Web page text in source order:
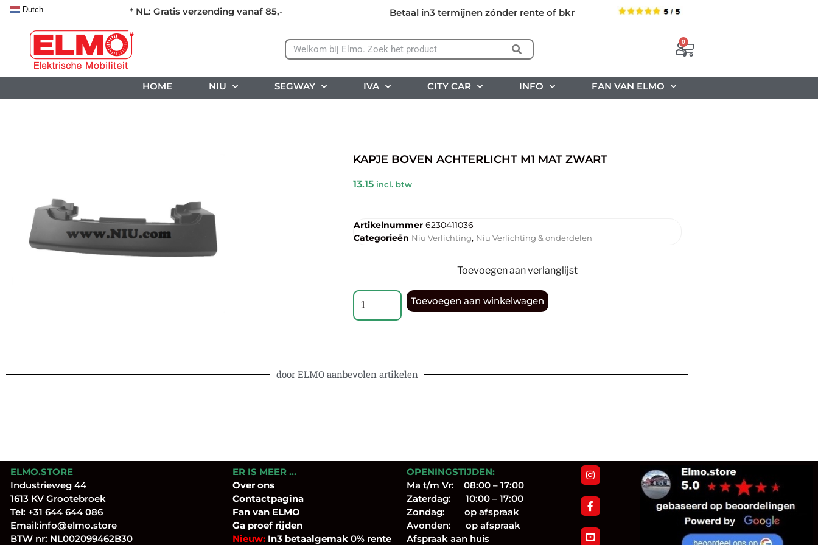
* NL: Gratis verzending vanaf 85,- Betaal in3 termijnen zónder rente of bkr
Dutch
0
HOME NIU SEGWAY IVA CITY CAR INFO FAN VAN ELMO
KAPJE BOVEN ACHTERLICHT M1 MAT ZWART
13.15 incl. btw
Artikelnummer 6230411036
Categorieën Niu Verlichting, Niu Verlichting & onderdelen
Toevoegen aan verlanglijst
Toevoegen aan winkelwagen
door ELMO aanbevolen artikelen
ELMO.STORE
Industrieweg 44
1613 KV Grootebroek
Tel: +31 644 644 086
Email:info@elmo.store
BTW nr: NL002099462B30
ER IS MEER …
Over ons
Contactpagina
Fanvan ELMO
Ga proef rijden
Nieuw:In3 betaalgemak 0% rente
OPENINGSTIJDEN:
Ma t/m Vr: 08:00 – 17:00
Zaterdag: 10:00 – 17:00
Zondag: op afspraak
Avonden: op afspraak
Afspraak aan huis